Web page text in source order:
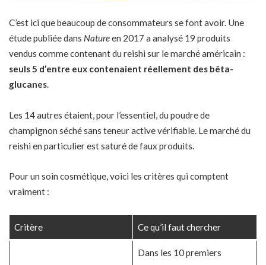
C’est ici que beaucoup de consommateurs se font avoir. Une
étude publiée dans Natureen 2017 a analysé 19 produits
vendus comme contenant du reishi sur le marché américain :
seuls 5 d’entre eux contenaient réellement des bêta-
glucanes.
Les 14 autres étaient, pour l’essentiel, du poudre de
champignon séché sans teneur active vérifiable. Le marché du
reishi en particulier est saturé de faux produits.
Pour un soin cosmétique, voici les critères qui comptent
vraiment :
Critère Ce qu’il faut chercher
Dans les 10 premiers